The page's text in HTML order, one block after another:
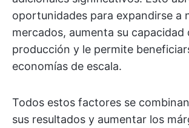
oportunidades para expandirse a
mercados, aumenta su capacidad
producción y le permite
economías de escala.
Todos estos factores se
sus resultados y aumentar los